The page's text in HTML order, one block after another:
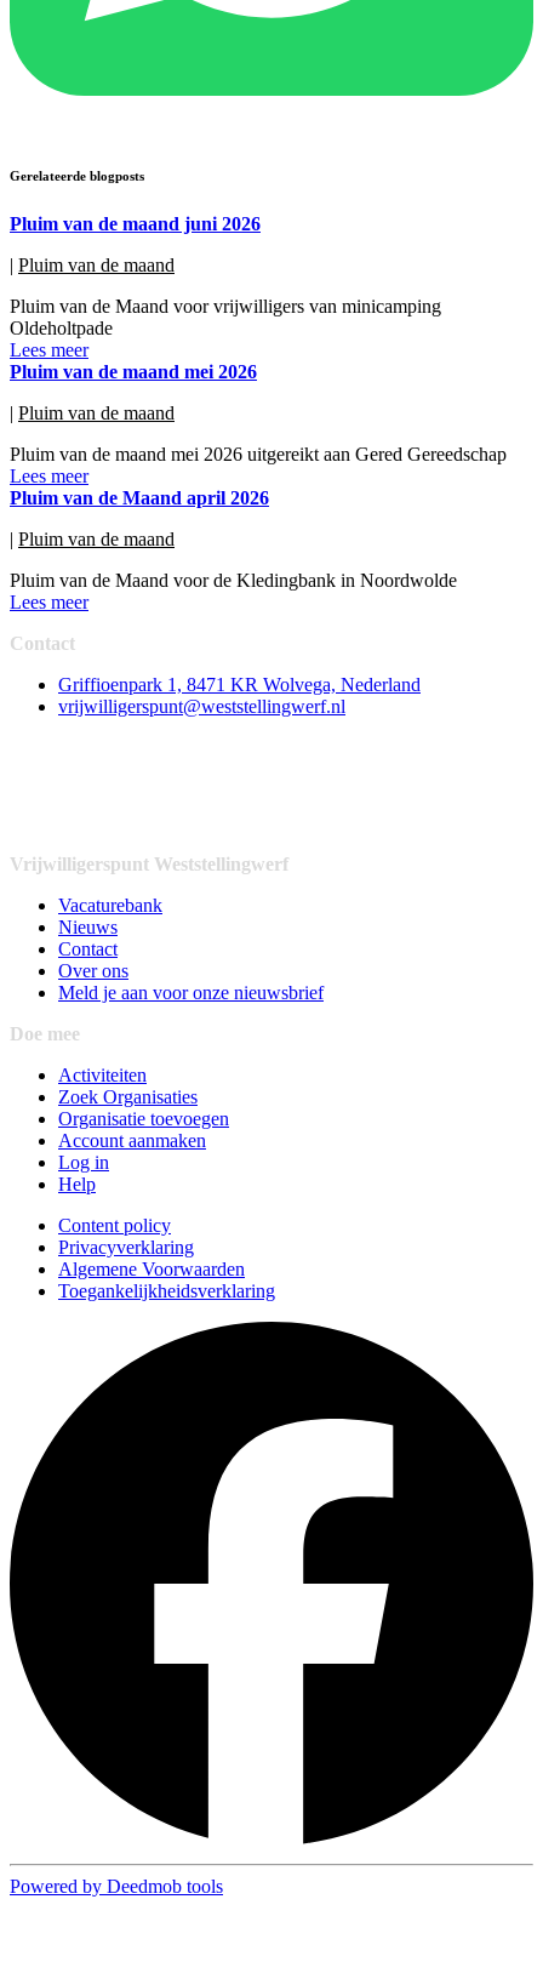
Gerelateerde blogposts
Pluim van de maand juni 2026
| Pluim van de maand
Pluim van de Maand voor vrijwilligers van minicamping
Oldeholtpade
Lees meer
Pluim van de maand mei 2026
| Pluim van de maand
Pluim van de maand mei 2026 uitgereikt aan Gered Gereedschap
Lees meer
Pluim van de Maand april 2026
| Pluim van de maand
Pluim van de Maand voor de Kledingbank in Noordwolde
Lees meer
Contact
Griffioenpark 1, 8471 KR Wolvega, Nederland
vrijwilligerspunt@weststellingwerf.nl
Vrijwilligerspunt Weststellingwerf
Vacaturebank
Nieuws
Contact
Over ons
Meld je aan voor onze nieuwsbrief
Doe mee
Activiteiten
Zoek Organisaties
Organisatie toevoegen
Account aanmaken
Log in
Help
Content policy
Privacyverklaring
Algemene Voorwaarden
Toegankelijkheidsverklaring
Powered by Deedmob tools